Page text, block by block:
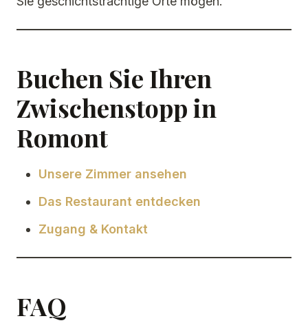
Buchen Sie Ihren
Zwischenstopp in
Romont
Unsere Zimmer ansehen
Das Restaurant entdecken
Zugang & Kontakt
FAQ